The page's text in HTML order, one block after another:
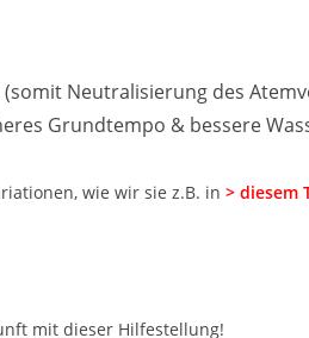
Neutralisierung des
Grundtempo & bessere
wie wir sie z.B. in > diesem
mit dieser Hilfestellung!